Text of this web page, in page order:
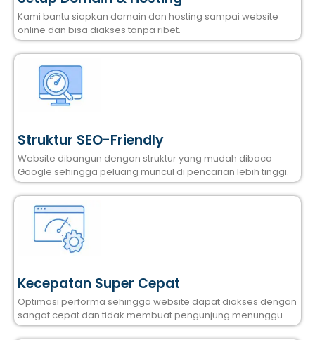
Kami bantu siapkan domain dan hosting sampai website
online dan bisa diakses tanpa ribet.
Struktur SEO-Friendly
Website dibangun dengan struktur yang mudah dibaca
Google sehingga peluang muncul di pencarian lebih tinggi.
Kecepatan Super Cepat
Optimasi performa sehingga website dapat diakses dengan
sangat cepat dan tidak membuat pengunjung menunggu.